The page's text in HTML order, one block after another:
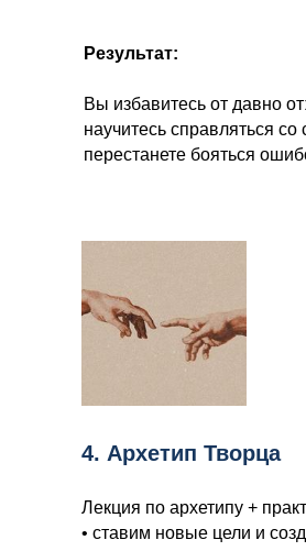
4. Архетип Творца
Лекция по архетипу +
• ставим новые цели и
Вы избавитесь от давно
научитесь справляться со
перестанете бояться
Результат: